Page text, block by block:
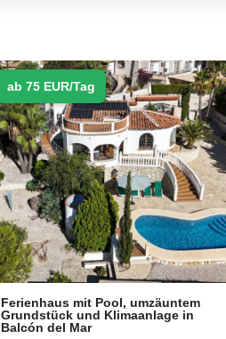
ab 75 EUR/Tag
Ferienhaus mit Pool, umzäuntem
Grundstück und Klimaanlage in
Balcón del Mar